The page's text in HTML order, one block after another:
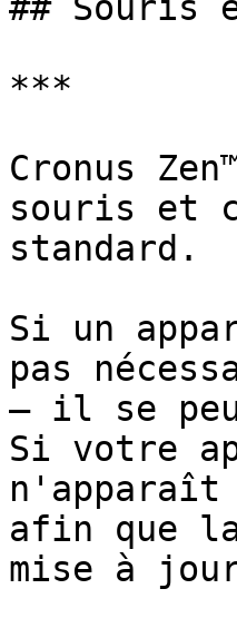
***
Cronus
souris et
standard.
Si un
pas
— il se
Si votre
afin que
mise à